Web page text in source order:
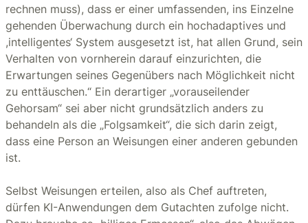
rechnen muss), dass er einer umfassenden, ins Einzelne
gehenden Überwachung durch ein hochadaptives und
,intelligentes‘ System ausgesetzt ist, hat allen Grund, sein
Verhalten von vornherein darauf einzurichten, die
Erwartungen seines Gegenübers nach Möglichkeit nicht
zu enttäuschen.“ Ein derartiger „vorauseilender
Gehorsam“ sei aber nicht grundsätzlich anders zu
behandeln als die „Folgsamkeit“, die sich darin zeigt,
dass eine Person an Weisungen einer anderen gebunden
ist.
Selbst Weisungen erteilen, also als Chef auftreten,
dürfen KI-Anwendungen dem Gutachten zufolge nicht.